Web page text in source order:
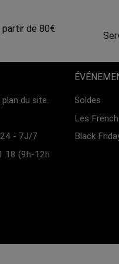
de 80€
du site.
- 7J/7
18 (9h-12h
Soldes
Les
Black